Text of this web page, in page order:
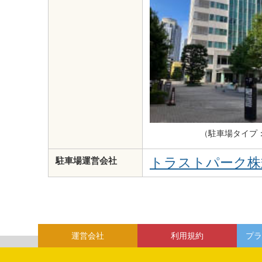
（駐車場タイプ
駐車場運営会社 トラストパーク
運営会社 利用規約 プ